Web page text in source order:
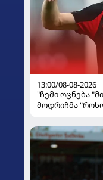
13:00/08-08-2026
"ჩემი ოცნება
მოდრიჩმა